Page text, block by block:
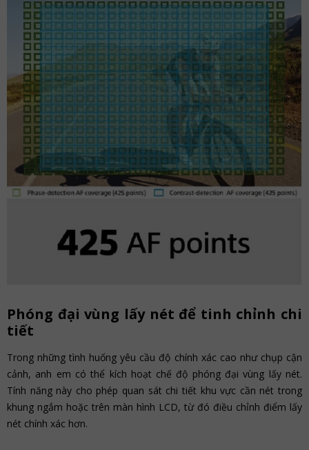
Phóng đại vùng lấy nét để tinh chỉnh chi
tiết
Trong những tình huống yêu cầu độ chính xác cao như chụp cận
cảnh, anh em có thể kích hoạt chế độ phóng đại vùng lấy nét.
Tính năng này cho phép quan sát chi tiết khu vực cần nét trong
khung ngắm hoặc trên màn hình LCD, từ đó điều chỉnh điểm lấy
nét chính xác hơn.